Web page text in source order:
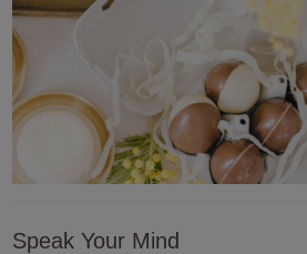
Speak Your Mind